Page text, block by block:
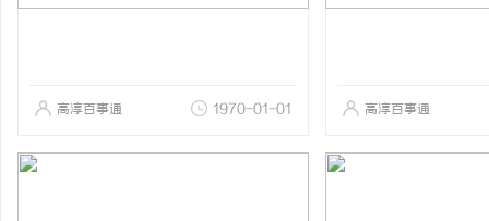
高淳百事通 1970-01-01 高淳百事通